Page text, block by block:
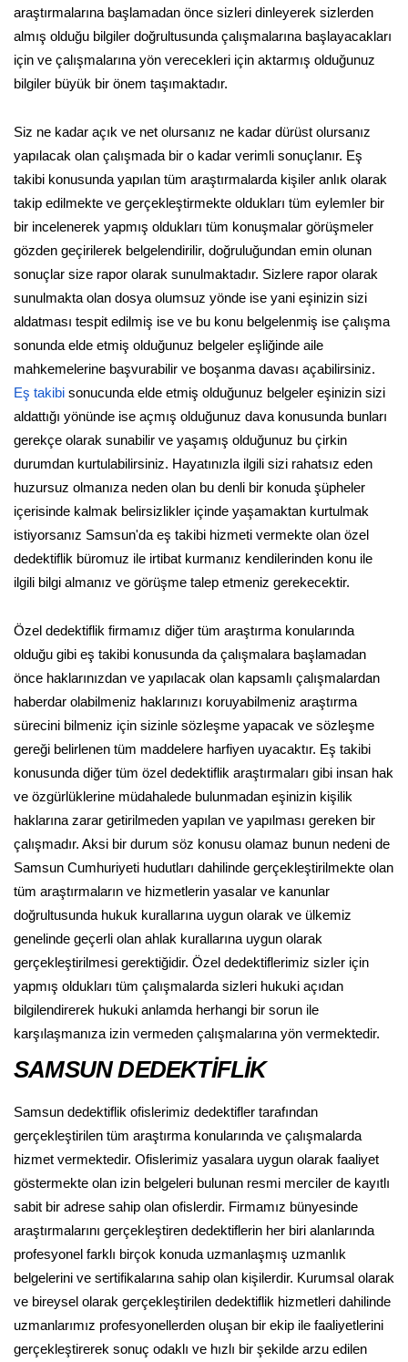
araştırmalarına başlamadan önce sizleri dinleyerek sizlerden
almış olduğu bilgiler doğrultusunda çalışmalarına başlayacakları
için ve çalışmalarına yön verecekleri için aktarmış olduğunuz
bilgiler büyük bir önem taşımaktadır.
Siz ne kadar açık ve net olursanız ne kadar dürüst olursanız
yapılacak olan çalışmada bir o kadar verimli sonuçlanır. Eş
takibi konusunda yapılan tüm araştırmalarda kişiler anlık olarak
takip edilmekte ve gerçekleştirmekte oldukları tüm eylemler bir
bir incelenerek yapmış oldukları tüm konuşmalar görüşmeler
gözden geçirilerek belgelendirilir, doğruluğundan emin olunan
sonuçlar size rapor olarak sunulmaktadır. Sizlere rapor olarak
sunulmakta olan dosya olumsuz yönde ise yani eşinizin sizi
aldatması tespit edilmiş ise ve bu konu belgelenmiş ise çalışma
sonunda elde etmiş olduğunuz belgeler eşliğinde aile
mahkemelerine başvurabilir ve boşanma davası açabilirsiniz.
Eş takibi sonucunda elde etmiş olduğunuz belgeler eşinizin sizi
aldattığı yönünde ise açmış olduğunuz dava konusunda bunları
gerekçe olarak sunabilir ve yaşamış olduğunuz bu çirkin
durumdan kurtulabilirsiniz. Hayatınızla ilgili sizi rahatsız eden
huzursuz olmanıza neden olan bu denli bir konuda şüpheler
içerisinde kalmak belirsizlikler içinde yaşamaktan kurtulmak
istiyorsanız Samsun'da eş takibi hizmeti vermekte olan özel
dedektiflik büromuz ile irtibat kurmanız kendilerinden konu ile
ilgili bilgi almanız ve görüşme talep etmeniz gerekecektir.
Özel dedektiflik firmamız diğer tüm araştırma konularında
olduğu gibi eş takibi konusunda da çalışmalara başlamadan
önce haklarınızdan ve yapılacak olan kapsamlı çalışmalardan
haberdar olabilmeniz haklarınızı koruyabilmeniz araştırma
sürecini bilmeniz için sizinle sözleşme yapacak ve sözleşme
gereği belirlenen tüm maddelere harfiyen uyacaktır. Eş takibi
konusunda diğer tüm özel dedektiflik araştırmaları gibi insan hak
ve özgürlüklerine müdahalede bulunmadan eşinizin kişilik
haklarına zarar getirilmeden yapılan ve yapılması gereken bir
çalışmadır. Aksi bir durum söz konusu olamaz bunun nedeni de
Samsun Cumhuriyeti hudutları dahilinde gerçekleştirilmekte olan
tüm araştırmaların ve hizmetlerin yasalar ve kanunlar
doğrultusunda hukuk kurallarına uygun olarak ve ülkemiz
genelinde geçerli olan ahlak kurallarına uygun olarak
gerçekleştirilmesi gerektiğidir. Özel dedektiflerimiz sizler için
yapmış oldukları tüm çalışmalarda sizleri hukuki açıdan
bilgilendirerek hukuki anlamda herhangi bir sorun ile
karşılaşmanıza izin vermeden çalışmalarına yön vermektedir.
SAMSUN DEDEKTİFLİK
Samsun dedektiflik ofislerimiz dedektifler tarafından
gerçekleştirilen tüm araştırma konularında ve çalışmalarda
hizmet vermektedir. Ofislerimiz yasalara uygun olarak faaliyet
göstermekte olan izin belgeleri bulunan resmi merciler de kayıtlı
sabit bir adrese sahip olan ofislerdir. Firmamız bünyesinde
araştırmalarını gerçekleştiren dedektiflerin her biri alanlarında
profesyonel farklı birçok konuda uzmanlaşmış uzmanlık
belgelerini ve sertifikalarına sahip olan kişilerdir. Kurumsal olarak
ve bireysel olarak gerçekleştirilen dedektiflik hizmetleri dahilinde
uzmanlarımız profesyonellerden oluşan bir ekip ile faaliyetlerini
gerçekleştirerek sonuç odaklı ve hızlı bir şekilde arzu edilen